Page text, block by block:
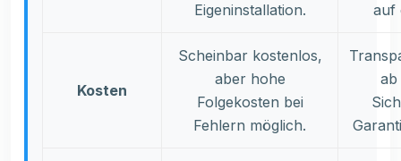
Eigeninstallation.
auf
Kosten
Scheinbar kostenlos,
aber hohe
Folgekosten bei
Fehlern möglich.
ab